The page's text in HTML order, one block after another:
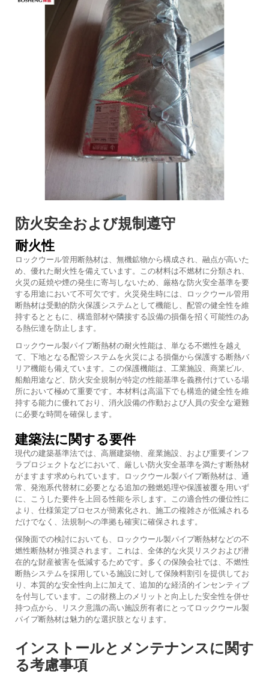
防火安全および規制遵守
耐火性
ロックウール管用断熱材は、無機鉱物から構成され、融点が高いた
め、優れた耐火性を備えています。この材料は不燃材に分類され、
火災の延焼や煙の発生に寄与しないため、厳格な防火安全基準を要
する用途において不可欠です。火災発生時には、ロックウール管用
断熱材は受動的防火保護システムとして機能し、配管の健全性を維
持するとともに、構造部材や隣接する設備の損傷を招く可能性のあ
る熱伝達を防止します。
ロックウール製パイプ断熱材の耐火性能は、単なる不燃性を越え
て、下地となる配管システムを火災による損傷から保護する断熱バ
リア機能も備えています。この保護機能は、工業施設、商業ビル、
船舶用途など、防火安全規制が特定の性能基準を義務付けている場
所において極めて重要です。本材料は高温下でも構造的健全性を維
持する能力に優れており、消火設備の作動および人員の安全な避難
に必要な時間を確保します。
建築法に関する要件
現代の建築基準法では、高層建築物、産業施設、および重要インフ
ラプロジェクトなどにおいて、厳しい防火安全基準を満たす断熱材
がますます求められています。ロックウール製パイプ断熱材は、通
常、発泡系代替材に必要となる追加の難燃処理や保護被覆を用いず
に、こうした要件を上回る性能を示します。この適合性の優位性に
より、仕様策定プロセスが簡素化され、施工の複雑さが低減される
だけでなく、法規制への準拠も確実に確保されます。
保険面での検討においても、ロックウール製パイプ断熱材などの不
燃性断熱材が推奨されます。これは、全体的な火災リスクおよび潜
在的な財産被害を低減するためです。多くの保険会社では、不燃性
断熱システムを採用している施設に対して保険料割引を提供してお
り、本質的な安全性向上に加えて、追加的な経済的インセンティブ
を付与しています。この財務上のメリットと向上した安全性を併せ
持つ点から、リスク意識の高い施設所有者にとってロックウール製
パイプ断熱材は魅力的な選択肢となります。
インストールとメンテナンスに関す
る考慮事項